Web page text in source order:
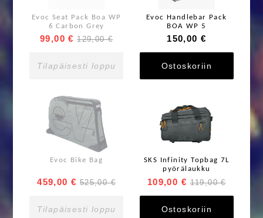
Evoc Seat Pack Boa WP
6 Carbon Grey
99,00 € 129,00 €
Tilapäisesti loppu
Evoc Handlebar Pack
BOA WP 5
150,00 €
Ostoskoriin
Evoc Bike Bag
459,00 € 525,00 €
Tilapäisesti loppu
SKS Infinity Topbag 7L
pyörälaukku
109,00 € 119,00 €
Ostoskoriin